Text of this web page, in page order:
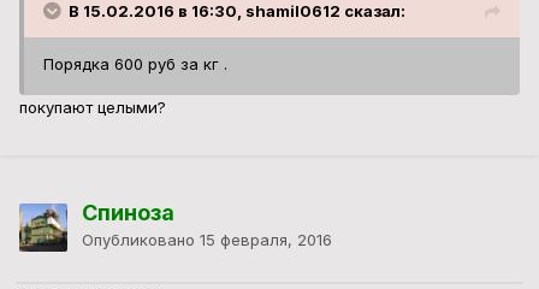
В 15.02.2016 в 16:30, shamil0612 сказал:
Порядка 600 руб за кг .
покупают целыми?
Спиноза
Опубликовано 15 февраля, 2016